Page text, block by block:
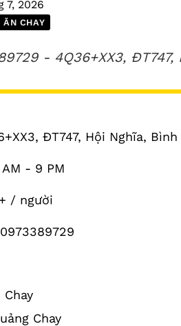
7, 2026
ĂN CHAY
- 4Q36+XX3,
ĐT747, Hội Nghĩa,
- 9 PM
/ người
Chay
Chay